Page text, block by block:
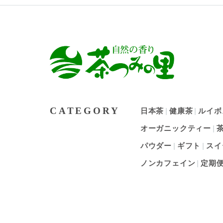
CATEGORY 日本茶 健康茶 ルイ
オーガニックティー
パウダー ギフト ス
ノンカフェイン 定期